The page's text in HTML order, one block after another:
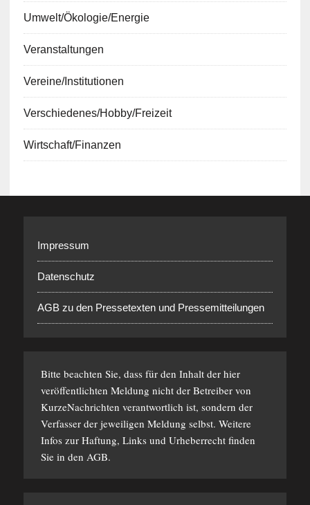
Umwelt/Ökologie/Energie
Veranstaltungen
Vereine/Institutionen
Verschiedenes/Hobby/Freizeit
Wirtschaft/Finanzen
Impressum
Datenschutz
AGB zu den Pressetexten und Pressemitteilungen
Bitte beachten Sie, dass für den Inhalt der hier
veröffentlichten Meldung nicht der Betreiber von
KurzeNachrichten verantwortlich ist, sondern der
Verfasser der jeweiligen Meldung selbst. Weitere
Infos zur Haftung, Links und Urheberrecht finden
Sie in den AGB.